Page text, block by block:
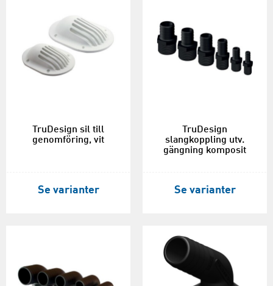
TruDesign sil till
genomföring, vit
Se varianter
TruDesign
slangkoppling utv.
gängning komposit
Se varianter